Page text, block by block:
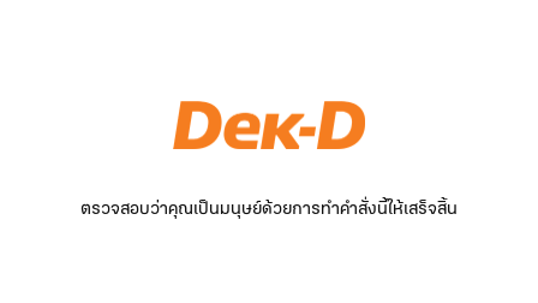
ตรวจสอบว่าคุณเป็นมนุษย์ด้วยการทำคำสั่งนี้ให้เสร็จสิ้น